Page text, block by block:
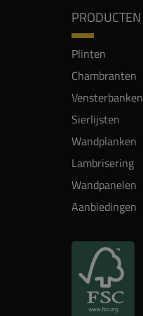
PRODUCTEN
Plinten
Chambranten
Vensterbanken
Sierlijsten
Wandplanken
Lambrisering
Wandpanelen
Aanbiedingen